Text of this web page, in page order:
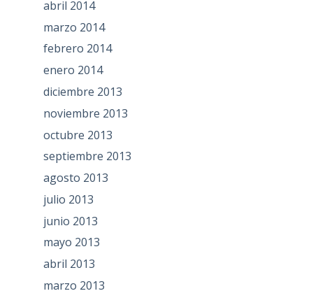
abril 2014
marzo 2014
febrero 2014
enero 2014
diciembre 2013
noviembre 2013
octubre 2013
septiembre 2013
agosto 2013
julio 2013
junio 2013
mayo 2013
abril 2013
marzo 2013